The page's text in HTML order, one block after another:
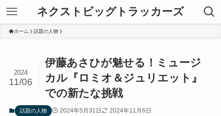
ネクストビッグトラッカーズ
ホーム 話題の人物
伊藤あさひが魅せる！ミュージ
カル『ロミオ＆ジュリエット』
での新たな挑戦
2024
11/06
話題の人物 2024年5月31日 2024年11月6日